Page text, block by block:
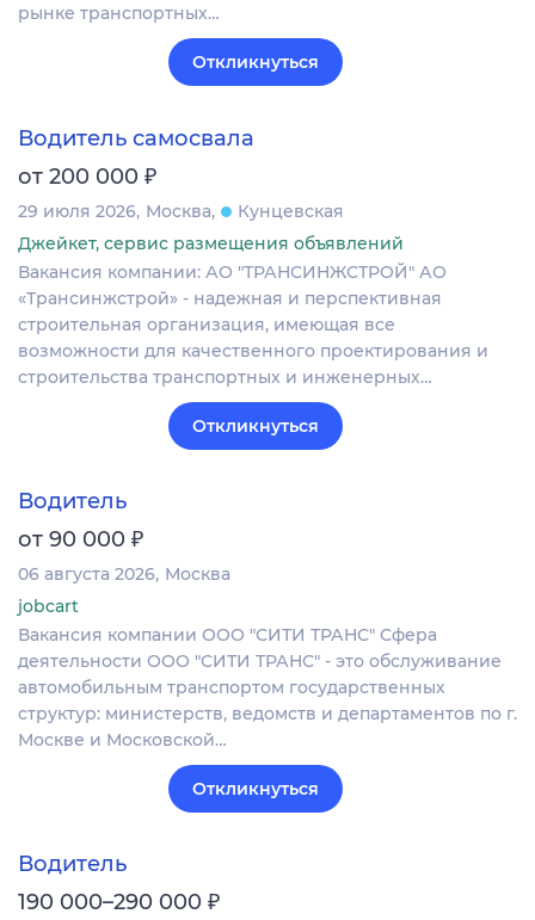
рынке транспортных…
Откликнуться
Водитель самосвала
от 200 000 ₽
29 июля 2026 Москва
Кунцевская
Джейкет, сервис размещения объявлений
Вакансия компании: АО "ТРАНСИНЖСТРОЙ" АО
«Трансинжстрой» - надежная и перспективная
строительная организация, имеющая все
возможности для качественного проектирования и
строительства транспортных и инженерных…
Откликнуться
Водитель
от 90 000 ₽
06 августа 2026 Москва
jobcart
Вакансия компании ООО "СИТИ ТРАНС" Сфера
деятельности ООО "СИТИ ТРАНС" - это обслуживание
автомобильным транспортом государственных
структур: министерств, ведомств и департаментов по г.
Москве и Московской…
Откликнуться
Водитель
190 000–290 000 ₽